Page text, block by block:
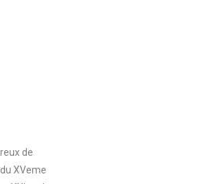
de
XVeme